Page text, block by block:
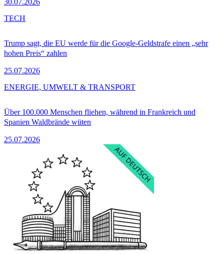
Trump sagt, die EU werde für die Google-Geldstrafe einen „sehr
hohen Preis“ zahlen
25.07.2026
TECH
Über 100.000 Menschen fliehen, während in Frankreich und
Spanien Waldbrände wüten
25.07.2026
ENERGIE, UMWELT & TRANSPORT